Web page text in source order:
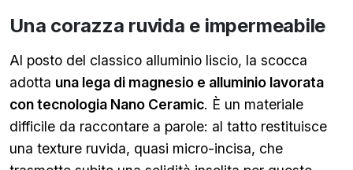
Una corazza ruvida e impermeabile
Al posto del classico alluminio liscio, la scocca
adotta una lega di magnesio e alluminio lavorata
con tecnologia Nano Ceramic. È un materiale
difficile da raccontare a parole: al tatto restituisce
una texture ruvida, quasi micro-incisa, che